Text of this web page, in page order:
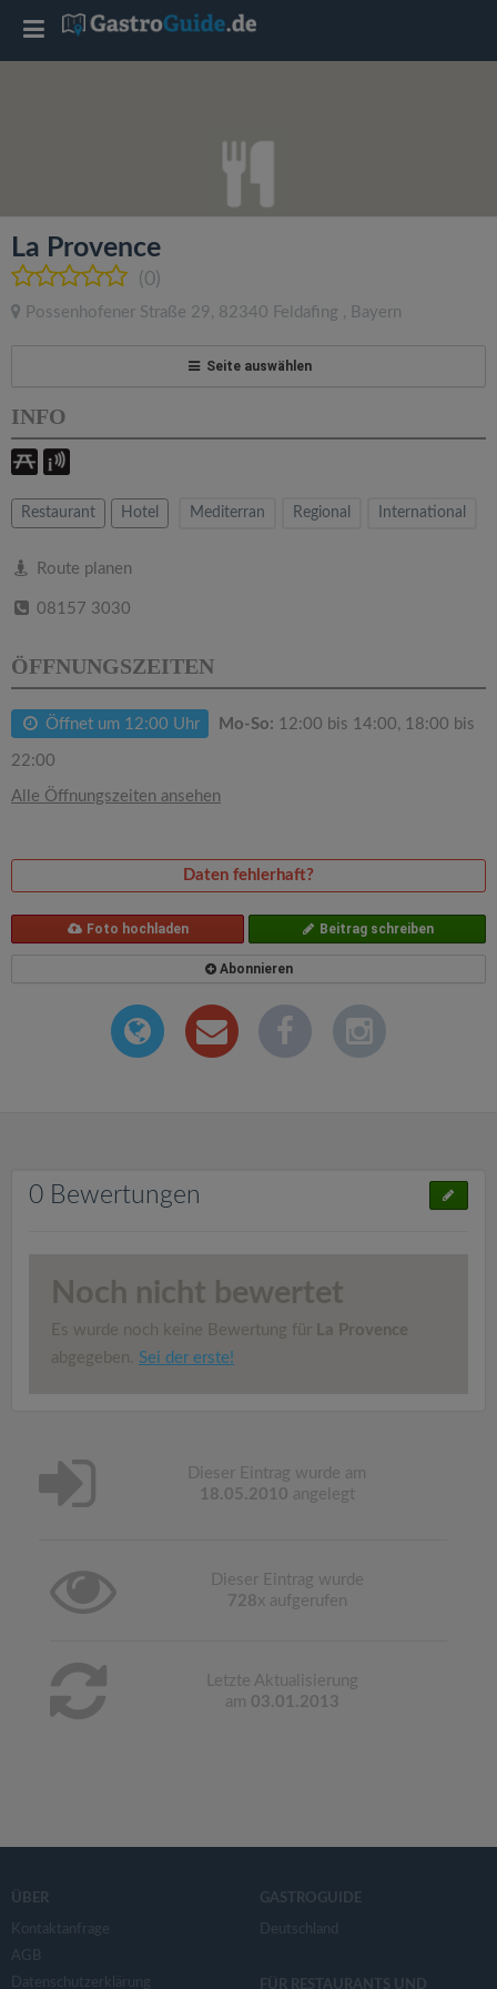
La Provence
(0)
Possenhofener Straße 29, 82340 Feldafing , Bayern
Seite auswählen
INFO
Restaurant Hotel Mediterran Regional International
Route planen
08157 3030
ÖFFNUNGSZEITEN
Öffnet um 12:00 Uhr Mo-So: 12:00 bis 14:00, 18:00 bis
22:00
Alle Öffnungszeiten ansehen
Daten fehlerhaft?
Foto hochladen Beitrag schreiben
Abonnieren
0 Bewertungen
Noch nicht bewertet
Es wurde noch keine Bewertung für La Provence
abgegeben. Sei der erste!
Dieser Eintrag wurde am
18.05.2010 angelegt
Dieser Eintrag wurde
728x aufgerufen
Letzte Aktualisierung
am 03.01.2013
ÜBER
Kontaktanfrage
AGB
Datenschutzerklärung
GASTROGUIDE
Deutschland
FÜR RESTAURANTS UND
T
l
e
a
v
g
a
t
i